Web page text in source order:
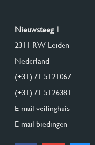
Nieuwsteeg 1
2311 RW Leiden
Nederland
(+31) 71 5121067
(+31) 71 5126381
E-mail veilinghuis
E-mail biedingen